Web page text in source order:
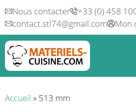
Aller
au
contenu
Nous contacter
+33 (0) 458
contact.stl74@gmail.com
Mon
Accueil » 513 mm